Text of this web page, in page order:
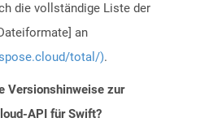
die vollständige Liste der
an
total/).
Versionshinweise zur
API für Swift?